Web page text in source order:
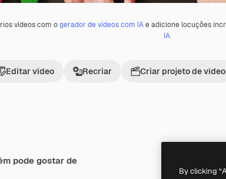
vídeos com ogerador de vídeos com IAe adicione locuções
IA
Editar vídeo Recriar Criar projeto de vídeo
pode gostar de
By clicking